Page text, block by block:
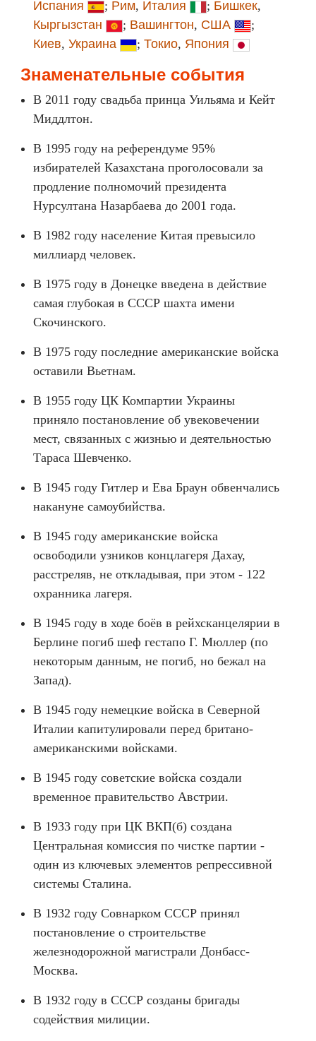
Испания ; Рим, Италия ; Бишкек,
Кыргызстан
; Вашингтон, США
;
Киев, Украина ; Токио, Япония
Знаменательные события
В 2011 году свадьба принца Уильяма и Кейт
Миддлтон.
В 1995 году на референдуме 95%
избирателей Казахстана проголосовали за
продление полномочий президента
Нурсултана Назарбаева до 2001 года.
В 1982 году население Китая превысило
миллиард человек.
В 1975 году в Донецке введена в действие
самая глубокая в СССР шахта имени
Скочинского.
В 1975 году последние американские войска
оставили Вьетнам.
В 1955 году ЦК Компартии Украины
приняло постановление об увековечении
мест, связанных с жизнью и деятельностью
Тараса Шевченко.
В 1945 году Гитлер и Ева Браун обвенчались
накануне самоубийства.
В 1945 году американские войска
освободили узников концлагеря Дахау,
расстреляв, не откладывая, при этом - 122
охранника лагеря.
В 1945 году в ходе боёв в рейхсканцелярии в
Берлине погиб шеф гестапо Г. Мюллер (по
некоторым данным, не погиб, но бежал на
Запад).
В 1945 году немецкие войска в Северной
Италии капитулировали перед британо-
американскими войсками.
В 1945 году советские войска создали
временное правительство Австрии.
В 1933 году при ЦК ВКП(б) создана
Центральная комиссия по чистке партии -
один из ключевых элементов репрессивной
системы Сталина.
В 1932 году Совнарком СССР принял
постановление о строительстве
железнодорожной магистрали Донбасс-
Москва.
В 1932 году в СССР созданы бригады
содействия милиции.